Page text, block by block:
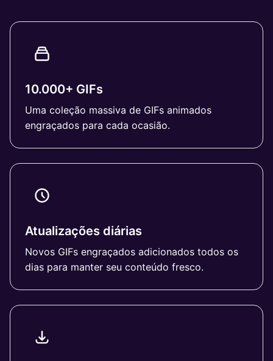
10.000+ GIFs
Uma coleção massiva de GIFs animados
engraçados para cada ocasião.
Atualizações diárias
Novos GIFs engraçados adicionados todos os
dias para manter seu conteúdo fresco.